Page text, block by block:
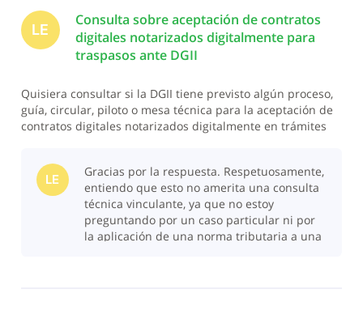
LE
Consulta sobre aceptación de contratos
digitales notarizados digitalmente para
traspasos ante DGII
Quisiera consultar si la DGII tiene previsto algún proceso,
guía, circular, piloto o mesa técnica para la aceptación de
contratos digitales notarizados digitalmente en trámites
refiere solamente
LE
Gracias por la respuesta. Respetuosamente,
entiendo que esto no amerita una consulta
técnica vinculante, ya que no estoy
preguntando por un caso particular ni por
la aplicación de una norma tributaria a una